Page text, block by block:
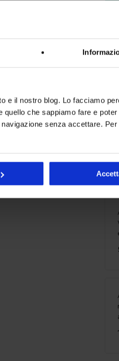
e il nostro blog. Lo facciamo
che sappiamo fare e
senza accettare. Per